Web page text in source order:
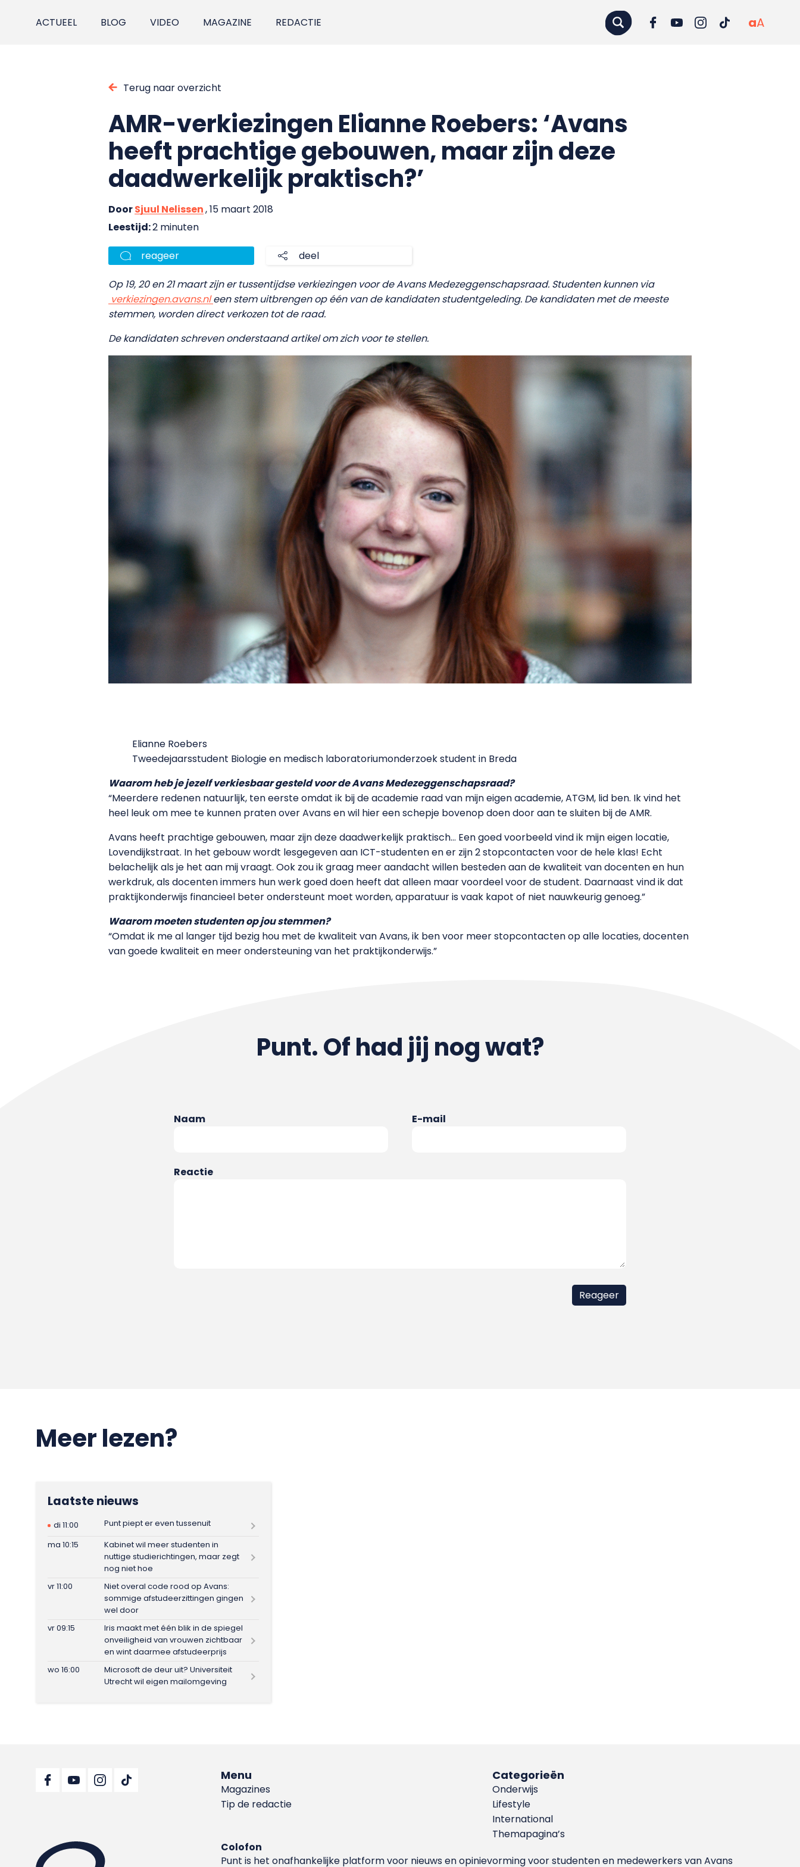
ACTUEEL BLOG VIDEO MAGAZINE REDACTIE aA
Terug naar overzicht
AMR-verkiezingen Elianne Roebers: ‘Avans
heeft prachtige gebouwen, maar zijn deze
daadwerkelijk praktisch?’
DoorSjuul Nelissen, 15 maart 2018
Leestijd:2 minuten
reageer deel
Op 19, 20 en 21 maart zijn er tussentijdse verkiezingen voor de Avans Medezeggenschapsraad. Studenten kunnen via
verkiezingen.avans.nleen stem uitbrengen op één van de kandidaten studentgeleding. De kandidaten met de meeste
stemmen, worden direct verkozen tot de raad.
De kandidaten schreven onderstaand artikel om zich voor te stellen.
Elianne Roebers
Tweedejaarsstudent Biologie en medisch laboratoriumonderzoek student in Breda
Waarom heb je jezelf verkiesbaar gesteld voor de Avans Medezeggenschapsraad?
“Meerdere redenen natuurlijk, ten eerste omdat ik bij de academie raad van mijn eigen academie, ATGM, lid ben. Ik vind het
heel leuk om mee te kunnen praten over Avans en wil hier een schepje bovenop doen door aan te sluiten bij de AMR.
Avans heeft prachtige gebouwen, maar zijn deze daadwerkelijk praktisch… Een goed voorbeeld vind ik mijn eigen locatie,
Lovendijkstraat. In het gebouw wordt lesgegeven aan ICT-studenten en er zijn 2 stopcontacten voor de hele klas! Echt
belachelijk als je het aan mij vraagt. Ook zou ik graag meer aandacht willen besteden aan de kwaliteit van docenten en hun
werkdruk, als docenten immers hun werk goed doen heeft dat alleen maar voordeel voor de student. Daarnaast vind ik dat
praktijkonderwijs financieel beter ondersteunt moet worden, apparatuur is vaak kapot of niet nauwkeurig genoeg.”
Waarom moeten studenten op jou stemmen?
“Omdat ik me al langer tijd bezig hou met de kwaliteit van Avans, ik ben voor meer stopcontacten op alle locaties, docenten
van goede kwaliteit en meer ondersteuning van het praktijkonderwijs.”
Punt. Of had jij nog wat?
Naam E-mail
Reactie
Meer lezen?
Laatste nieuws
di 11:00
Punt piept er even tussenuit
ma 10:15
Kabinet wil meer studenten in
nuttige studierichtingen, maar zegt
nog niet hoe
vr 11:00
Niet overal code rood op Avans:
sommige afstudeerzittingen gingen
wel door
vr 09:15
Iris maakt met één blik in de spiegel
onveiligheid van vrouwen zichtbaar
en wint daarmee afstudeerprijs
wo 16:00
Microsoft de deur uit? Universiteit
Utrecht wil eigen mailomgeving
Menu
Magazines
Tip de redactie
Categorieën
Onderwijs
Lifestyle
International
Themapagina’s
Colofon
Punt is het onafhankelijke platform voor nieuws en opinievorming voor studenten en medewerkers van Avans